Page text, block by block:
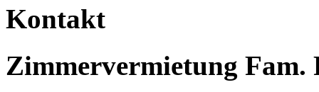
Kontakt
Zimmervermietung Fam.